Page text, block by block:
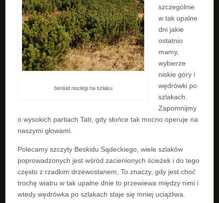
beskid noclegi na szlaku
szczególnie
w tak upalne
dni jakie
ostatnio
mamy,
wybierze
niskie góry i
wędrówki po
szlakach.
Zapomnijmy
o wysokich partiach Tatr, gdy słońce tak mocno operuje na
naszymi głowami.
Polecamy szczyty Beskidu Sądeckiego, wiele szlaków
poprowadzonych jest wśród zacienionych ścieżek i do tego
często z rzadkim drzewostanem, To znaczy, gdy jest choć
trochę wiatru w tak upalne dnie to przewiewa między nimi i
wtedy wędrówka po szlakach staje się mniej uciążliwa.